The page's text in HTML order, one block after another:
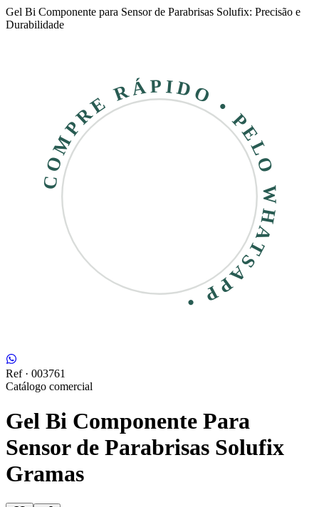
Gel Bi Componente para Sensor de Parabrisas Solufix: Precisão e
Durabilidade
COMPRE RÁPIDO • PELO WHATSAPP •
Ref · 003761
Catálogo comercial
Gel Bi Componente Para
Sensor de Parabrisas Solufix
Gramas